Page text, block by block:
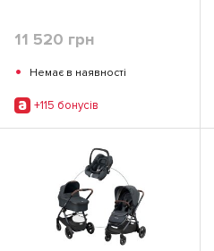
11 520 грн
• Немає в наявності
+115 бонусiв